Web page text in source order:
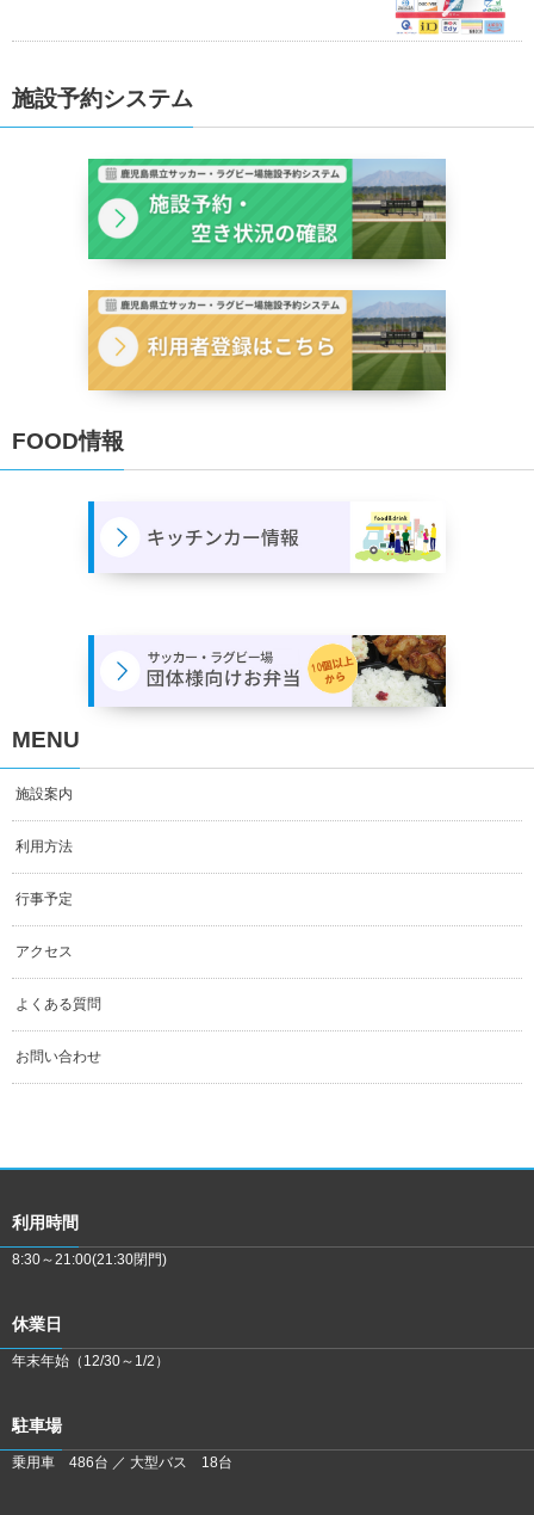
施設予約システム
FOOD情報
MENU
施設案内
利用方法
行事予定
アクセス
よくある質問
お問い合わせ
利用時間
8:30～21:00(21:30閉門)
休業日
年末年始（12/30～1/2）
駐車場
乗用車 486台 ／ 大型バス 18台